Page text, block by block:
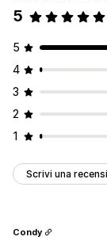
5
5
4
3
2
1
Scrivi una
Condy